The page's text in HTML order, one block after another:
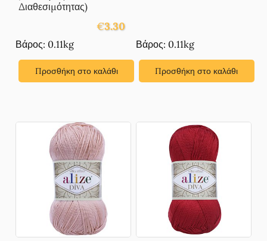
Διαθεσιμότητας)
€3.30
Βάρος: 0.11kg
Προσθήκη στο καλάθι
Βάρος: 0.11kg
Προσθήκη στο καλάθι